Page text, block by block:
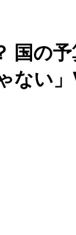
国の
ない